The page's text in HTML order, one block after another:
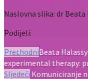
Naslovna slika: dr
Podijeli:
PrethodniBeata
experimental therapy:
Sljedeći Komuniciranje